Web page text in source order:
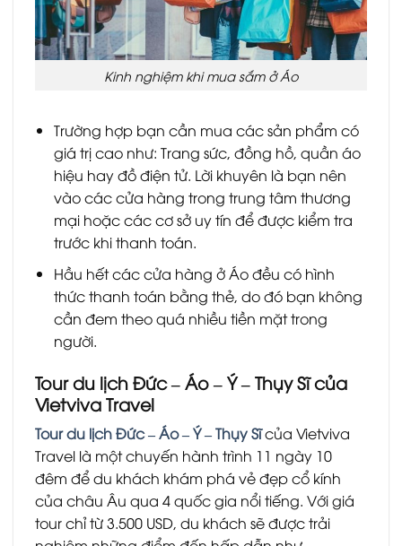
Kinh nghiệm khi mua sắm ở Áo
Trường hợp bạn cần mua các sản phẩm có
giá trị cao như: Trang sức, đồng hồ, quần áo
hiệu hay đồ điện tử. Lời khuyên là bạn nên
vào các cửa hàng trong trung tâm thương
mại hoặc các cơ sở uy tín để được kiểm tra
trước khi thanh toán.
Hầu hết các cửa hàng ở Áo đều có hình
thức thanh toán bằng thẻ, do đó bạn không
cần đem theo quá nhiều tiền mặt trong
người.
Tour du lịch Đức – Áo – Ý – Thụy Sĩ của
Vietviva Travel
Tour du lịch Đức – Áo – Ý – Thụy Sĩcủa Vietviva
Travel là một chuyến hành trình 11 ngày 10
đêm để du khách khám phá vẻ đẹp cổ kính
của châu Âu qua 4 quốc gia nổi tiếng. Với giá
tour chỉ từ 3.500 USD, du khách sẽ được trải